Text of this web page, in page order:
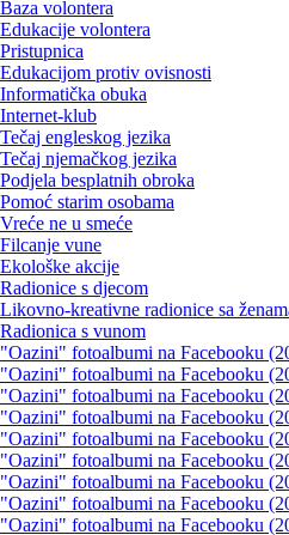
Baza volontera
Edukacije volontera
Pristupnica
Edukacijom protiv ovisnosti
Informatička obuka
Internet-klub
Tečaj engleskog jezika
Tečaj njemačkog jezika
Podjela besplatnih obroka
Pomoć starim osobama
Vreće ne u smeće
Filcanje vune
Ekološke akcije
Radionice s djecom
Likovno-kreativne radionice sa
Radionica s vunom
"Oazini" fotoalbumi na Facebooku
"Oazini" fotoalbumi na Facebooku
"Oazini" fotoalbumi na Facebooku
"Oazini" fotoalbumi na Facebooku
"Oazini" fotoalbumi na Facebooku
"Oazini" fotoalbumi na Facebooku
"Oazini" fotoalbumi na Facebooku
"Oazini" fotoalbumi na Facebooku
"Oazini" fotoalbumi na Facebooku